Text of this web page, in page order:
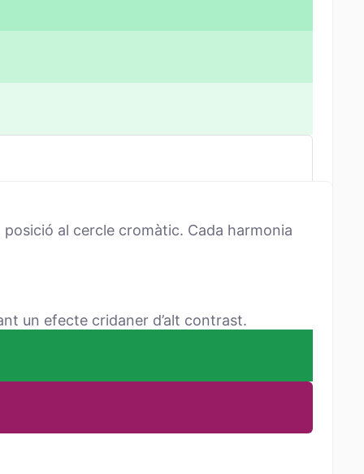
al cercle cromàtic. Cada harmonia
un efecte cridaner d’alt contrast.